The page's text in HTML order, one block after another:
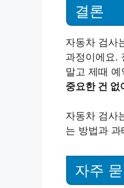
결론
자동차 검사
과정이에요.
말고 제때
중요한 건 없
자동차 검사
는 방법과
자주